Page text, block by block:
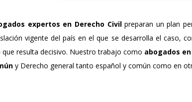
expertos en Derecho Civilpreparan un plan
vigente del país en el que se desarrolla el caso,
que resulta decisivo. Nuestro trabajo como abogados
y Derecho general tanto español y común como en